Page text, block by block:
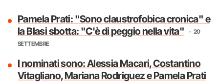
Pamela Prati: "Sono claustrofobica cronica" e
la Blasi sbotta: "C'è di peggio nella vita"
20
SETTEMBRE
I nominati sono: Alessia Macari, Costantino
Vitagliano, Mariana Rodriguez e Pamela Prati